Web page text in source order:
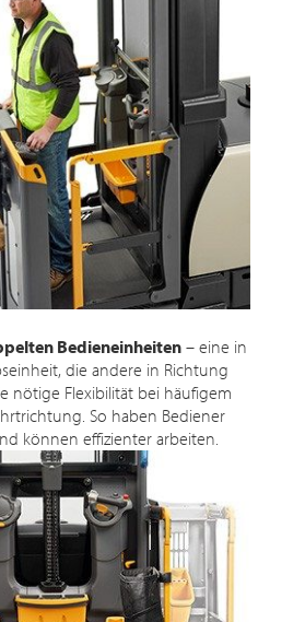
Bedieneinheiten– eine in
die andere in Richtung
nötige Flexibilität bei häufigem
So haben Bediener
können effizienter arbeiten.